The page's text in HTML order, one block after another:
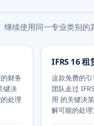
继续使用同一专业类别的
财务
键决
处理
IFRS 16
这款免费的
团队走过
用 的关键决
解可能的处理